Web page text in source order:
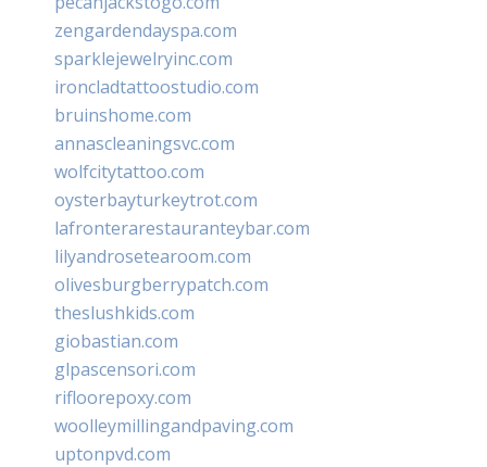
zengardendayspa.com
sparklejewelryinc.com
ironcladtattoostudio.com
bruinshome.com
annascleaningsvc.com
wolfcitytattoo.com
oysterbayturkeytrot.com
lafronterarestauranteybar.com
lilyandrosetearoom.com
olivesburgberrypatch.com
theslushkids.com
giobastian.com
glpascensori.com
rifloorepoxy.com
woolleymillingandpaving.com
uptonpvd.com